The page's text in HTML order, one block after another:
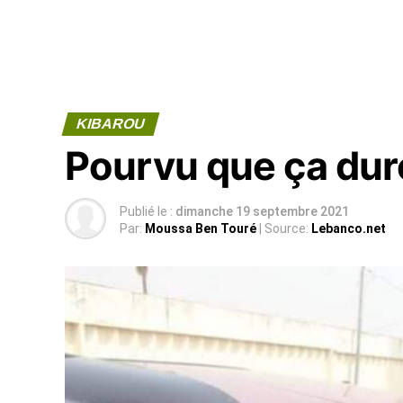
KIBAROU
Pourvu que ça
Publié le : dimanche 19 septembre 2021
Par: Moussa Ben Touré | Source: Lebanco.net